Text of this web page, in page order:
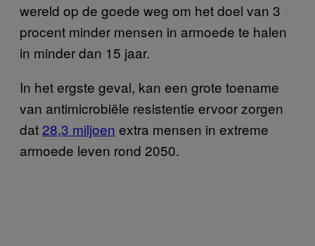
wereld op de goede weg om het doel van 3
procent minder mensen in armoede te halen
in minder dan 15 jaar.
In het ergste geval, kan een grote toename
van antimicrobiële resistentie ervoor zorgen
dat 28,3 miljoen extra mensen in extreme
armoede leven rond 2050.